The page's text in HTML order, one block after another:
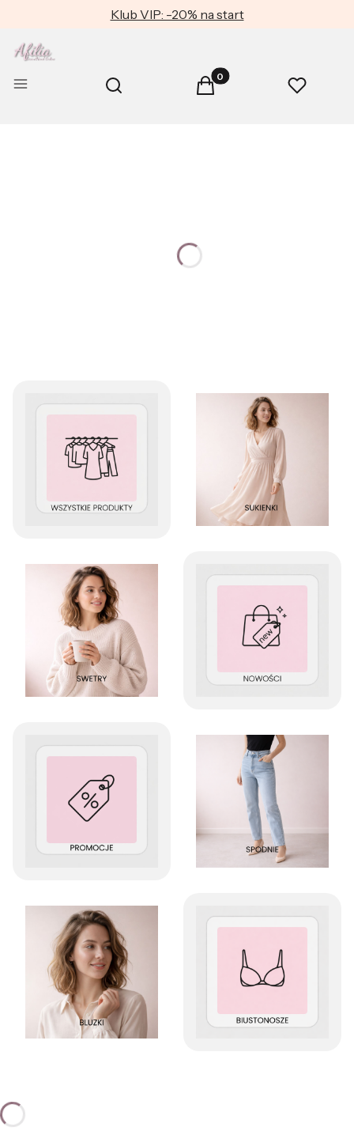
Klub VIP: -20% na start
Menu Otwórz wyszukiwarkę
Szukaj Produkty w koszyku: 0.
Koszyk Ulubione